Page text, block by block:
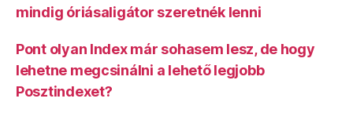
mindig óriásaligátor szeretnék lenni
Pont olyan Index már sohasem lesz, de hogy
lehetne megcsinálni a lehető legjobb
Posztindexet?